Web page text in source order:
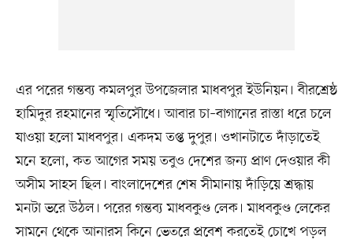
এর পরের গন্তব্য কমলপুর উপজেলার মাধবপুর ইউনিয়ন। বীরশ্রেষ্ঠ
হামিদুর রহমানের স্মৃতিসৌধে। আবার চা–বাগানের রাস্তা ধরে চলে
যাওয়া হলো মাধবপুর। একদম তপ্ত দুপুর। ওখানটাতে দাঁড়াতেই
মনে হলো, কত আগের সময় তবুও দেশের জন্য প্রাণ দেওয়ার কী
অসীম সাহস ছিল। বাংলাদেশের শেষ সীমানায় দাঁড়িয়ে শ্রদ্ধায়
মনটা ভরে উঠল। পরের গন্তব্য মাধবকুণ্ড লেক। মাধবকুণ্ড লেকের
সামনে থেকে আনারস কিনে ভেতরে প্রবেশ করতেই চোখে পড়ল